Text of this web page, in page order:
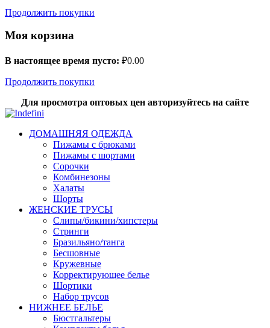
Продолжить покупки
Моя корзина
В настоящее время пусто: ₽0.00
Продолжить покупки
Для просмотра оптовых цен авторизуйтесь на сайте
ДОМАШНЯЯ ОДЕЖДА
Пижамы с брюками
Пижамы с шортами
Сорочки
Комбинезоны
Халаты
Шорты
ЖЕНСКИЕ ТРУСЫ
Слипы/бикини/хипстеры
Стринги
Бразильяно/танга
Бесшовные
Кружевные
Корректирующее белье
Шортики
Набор трусов
НИЖНЕЕ БЕЛЬЕ
Бюстгальтеры